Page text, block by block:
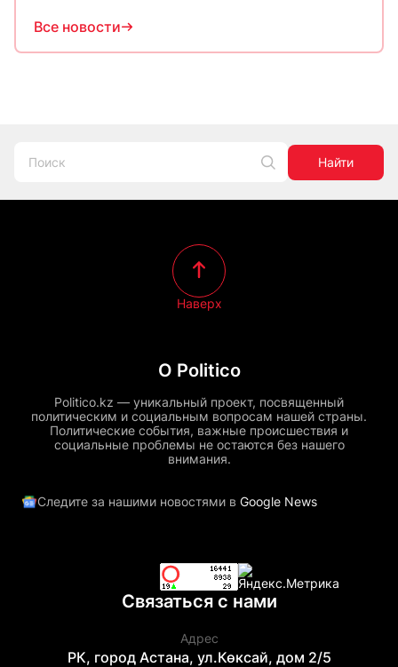
Все новости
Найти
О Politico
Politico.kz — уникальный проект, посвященный
политическим и социальным вопросам нашей страны.
Политические события, важные происшествия и
социальные проблемы не остаются без нашего
внимания.
Следите за нашими новостями в Google News
Наверх
Связаться с нами
Адрес
РК, город Астана, ул.Көксай, дом 2/5